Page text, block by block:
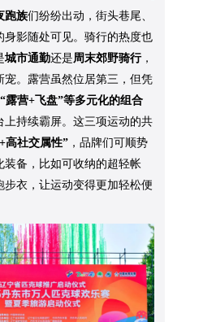
跑族们纷纷出动，街头巷尾、
身影随处可见。骑行的热度也
城市通勤还是周末郊野骑行，
宠。露营虽然位居第三，但凭
露营+飞盘”等多元化的组合
上持续霸屏。这三项运动的共
高社交属性” ，品牌们可顺势
装备，比如可收纳的超轻帐
步衣，让运动变得更加轻松便